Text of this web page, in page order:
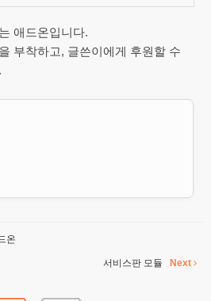
애드온입니다.
부착하고, 글쓴이에게 후원할 수
온
서비스판 모듈 Next